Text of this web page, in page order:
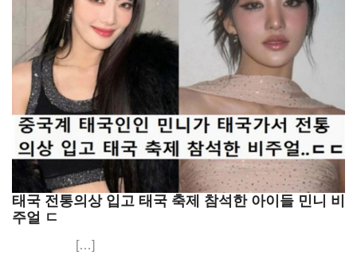
태국 전통의상 입고 태국 축제 참석한 아이들 민니 비
주얼 ㄷ
[…]